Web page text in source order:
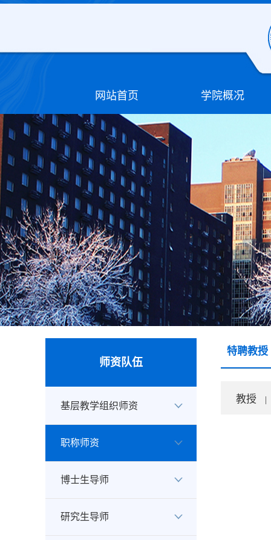
网站首页 学院概况
师资队伍
基层教学组织师资
职称师资
博士生导师
研究生导师
特聘教授
教授 |